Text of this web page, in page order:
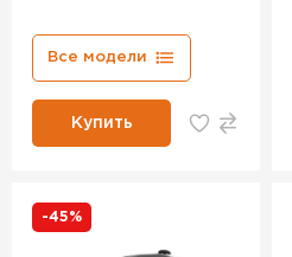
Все модели
Купить
-45%